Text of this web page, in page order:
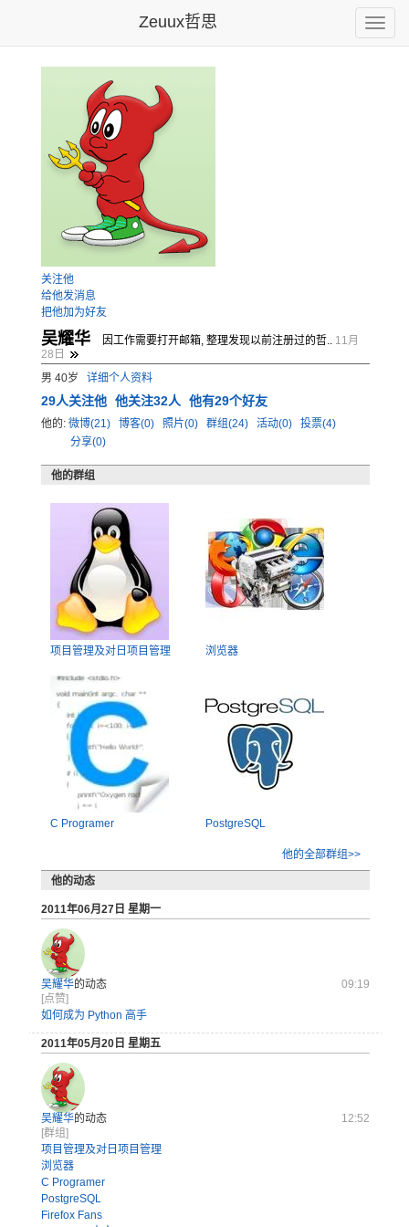
Toggle
Zeuux哲思
关注他
给他发消息
把他加为好友
吴耀华 因工作需要打开邮箱, 整理发现以前注册过的哲.. 11月
28日
男 40岁 详细个人资料
29人关注他 他关注32人 他有29个好友
他的: 微博(21) 博客(0) 照片(0) 群组(24) 活动(0)
投票(4)
分享(0)
他的群组
项目管理及对日项目管理 浏览器
C Programer PostgreSQL
他的全部群组>>
他的动态
2011年06月27日 星期一
吴耀华的动态
09:19
[点赞]
如何成为 Python 高手
2011年05月20日 星期五
吴耀华的动态
12:52
[群组]
项目管理及对日项目管理
浏览器
C Programer
PostgreSQL
Firefox Fans